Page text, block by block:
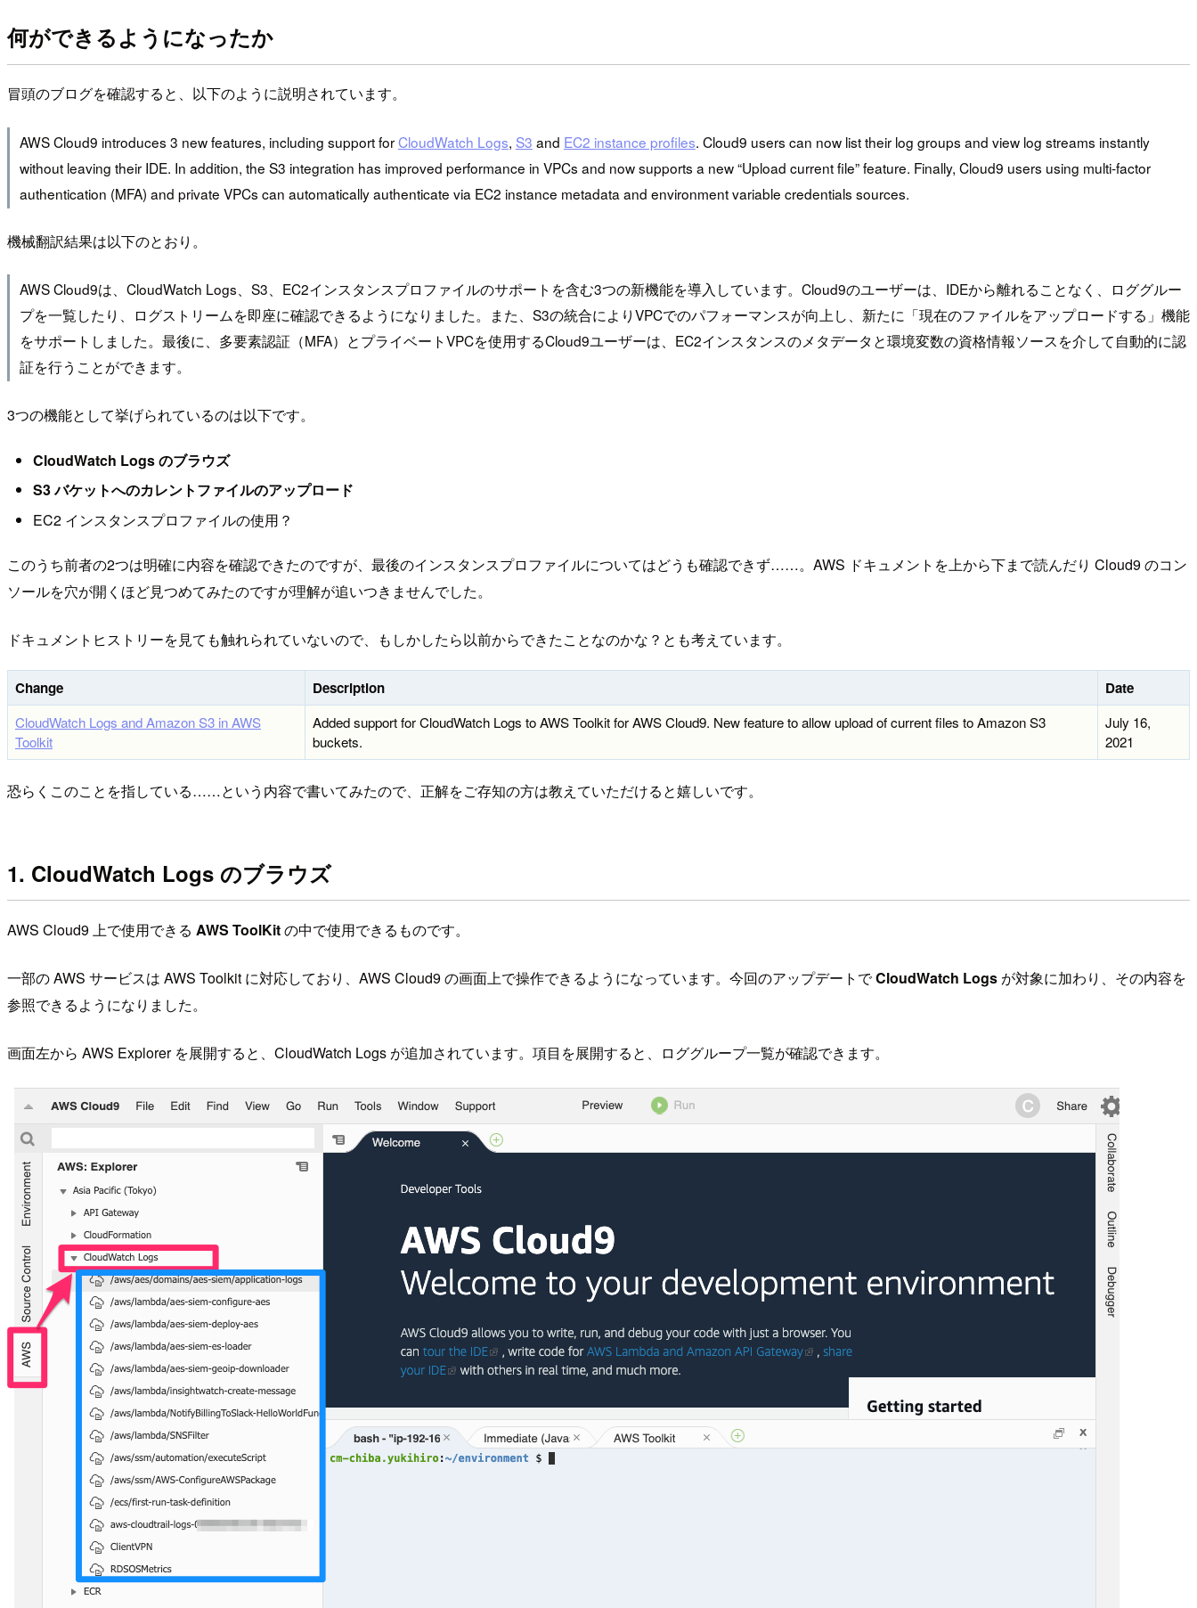
何ができるようになったか
冒頭のブログを確認すると、以下のように説明されています。
AWS Cloud9 introduces 3 new features, including support forCloudWatch Logs, S3 and EC2 instance profiles. Cloud9 users can now list their log groups and view log streams instantly
without leaving their IDE. In addition, the S3 integration has improved performance in VPCs and now supports a new “Upload current file” feature. Finally, Cloud9 users using multi-factor
authentication (MFA) and private VPCs can automatically authenticate via EC2 instance metadata and environment variable credentials sources.
機械翻訳結果は以下のとおり。
AWS Cloud9は、CloudWatch Logs、S3、EC2インスタンスプロファイルのサポートを含む3つの新機能を導入しています。Cloud9のユーザーは、IDEから離れることなく、ロググルー
プを一覧したり、ログストリームを即座に確認できるようになりました。また、S3の統合によりVPCでのパフォーマンスが向上し、新たに「現在のファイルをアップロードする」機能
をサポートしました。最後に、多要素認証（MFA）とプライベートVPCを使用するCloud9ユーザーは、EC2インスタンスのメタデータと環境変数の資格情報ソースを介して自動的に認
証を行うことができます。
3つの機能として挙げられているのは以下です。
CloudWatch Logs のブラウズ
S3 バケットへのカレントファイルのアップロード
EC2 インスタンスプロファイルの使用？
このうち前者の2つは明確に内容を確認できたのですが、最後のインスタンスプロファイルについてはどうも確認できず……。AWS ドキュメントを上から下まで読んだり Cloud9 のコン
ソールを穴が開くほど見つめてみたのですが理解が追いつきませんでした。
ドキュメントヒストリーを見ても触れられていないので、もしかしたら以前からできたことなのかな？とも考えています。
Change Description Date
CloudWatch Logs and Amazon S3 in AWS
Toolkit
Added support for CloudWatch Logs to AWS Toolkit for AWS Cloud9. New feature to allow upload of current files to Amazon S3
buckets.
July 16,
2021
恐らくこのことを指している……という内容で書いてみたので、正解をご存知の方は教えていただけると嬉しいです。
1. CloudWatch Logs のブラウズ
AWS Cloud9 上で使用できる AWS ToolKitの中で使用できるものです。
一部の AWS サービスは AWS Toolkit に対応しており、AWS Cloud9 の画面上で操作できるようになっています。今回のアップデートでCloudWatch Logs が対象に加わり、その内容を
参照できるようになりました。
画面左から AWS Explorer を展開すると、CloudWatch Logs が追加されています。項目を展開すると、ロググループ一覧が確認できます。